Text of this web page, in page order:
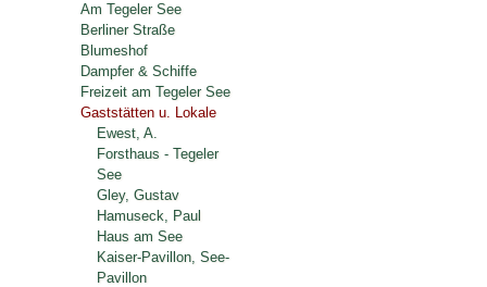
Am Tegeler See
Berliner Straße
Blumeshof
Dampfer & Schiffe
Freizeit am Tegeler See
Gaststätten u. Lokale
Ewest, A.
Forsthaus - Tegeler
See
Gley, Gustav
Hamuseck, Paul
Haus am See
Kaiser-Pavillon, See-
Pavillon